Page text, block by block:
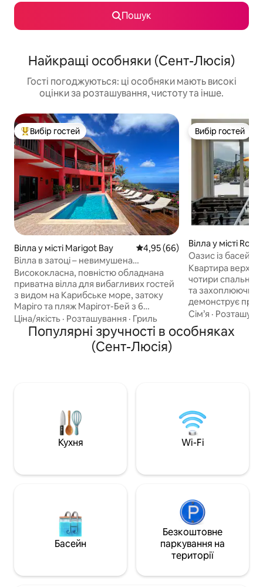
Пошук
Найкращі особняки (Сент-Люсія)
Гості погоджуються: ці особняки мають високі
оцінки за розташування, чистоту та інше.
Топ вибір гостей
Вибір гостей
Вілла у місті Marigot Bay Середня оцінка: 4,95 з 5,
4,95 (66)
Вілла в затоці – невимушена
елегантність
Висококласна, повністю обладнана
приватна вілла для вибагливих гостей
з видом на Карибське море, затоку
Маріго та пляж Марігот-Бей з 6
великими багаторівневими терасами.
Ексклюзивне використання всього
помешкання та повне обслуговування
від початку до кінця (менеджер
карибські страви. 5 просторих спалень
із кондиціонером, повними ванними
кімнатами, видом на воду, ліжками
king-size/queen-size, стельовими
шторами та телевізором.
Ціна/якість · Розташування · Гриль
Вибір гостей
Вибір гостей
Вілла у місті
Оазис із
ванною та
Квартира
чотири спальні
та захоплюючий
демонструє
басейн із
скористайтеся
або знайдіть
класу з
напоями. Всього
затоки Родні-
Перегляньте всі
Сім’я ·
Популярні зручності в особняках
(Сент-Люсія)
Кухня Wi-Fi
Басейн
Безкоштовне
паркування на
території